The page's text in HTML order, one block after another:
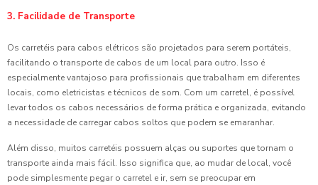
3. Facilidade de Transporte
Os carretéis para cabos elétricos são projetados para serem portáteis,
facilitando o transporte de cabos de um local para outro. Isso é
especialmente vantajoso para profissionais que trabalham em diferentes
locais, como eletricistas e técnicos de som. Com um carretel, é possível
levar todos os cabos necessários de forma prática e organizada, evitando
a necessidade de carregar cabos soltos que podem se emaranhar.
Além disso, muitos carretéis possuem alças ou suportes que tornam o
transporte ainda mais fácil. Isso significa que, ao mudar de local, você
pode simplesmente pegar o carretel e ir, sem se preocupar em